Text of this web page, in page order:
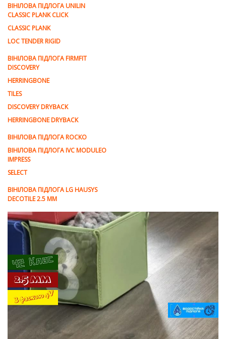
ВІНІЛОВА ПІДЛОГА UNILIN
CLASSIC PLANK CLICK
CLASSIC PLANK
LOC TENDER RIGID
ВІНІЛОВА ПІДЛОГА FIRMFIT
DISCOVERY
HERRINGBONE
TILES
DISCOVERY DRYBACK
HERRINGBONE DRYBACK
ВІНІЛОВА ПІДЛОГА ROCKO
ВІНІЛОВА ПІДЛОГА IVC MODULEO
IMPRESS
SELECT
ВІНІЛОВА ПІДЛОГА LG HAUSYS
DECOTILE 2.5 MM